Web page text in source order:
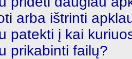
arba ištrinti
patekti į kai
prikabinti failų?